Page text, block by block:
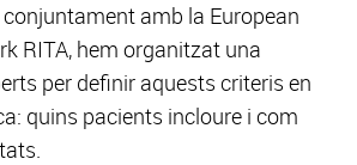
amb la European
RITA, hem organitzat una
per definir aquests criteris en
quins pacients incloure i com